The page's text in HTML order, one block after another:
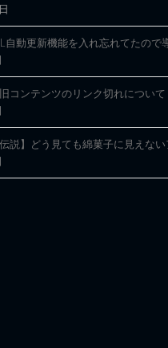
自動更新機能を入れ忘れてたので
コンテンツのリンク切れについて
伝説】どう見ても綿菓子に見えな